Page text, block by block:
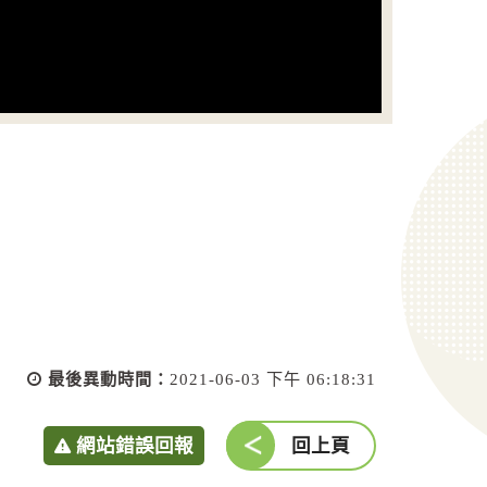
最後異動時間： 2021-06-03 下午 06:18:31
網站錯誤回報 回上頁